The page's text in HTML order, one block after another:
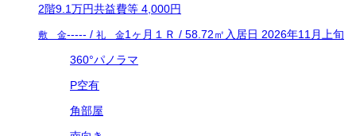
2階9.1万円共益費等 4,000円
敷 金----- / 礼 金1ヶ月 １Ｒ / 58.72㎡ 入居日 2026年11月上旬
360°パノラマ
P空有
角部屋